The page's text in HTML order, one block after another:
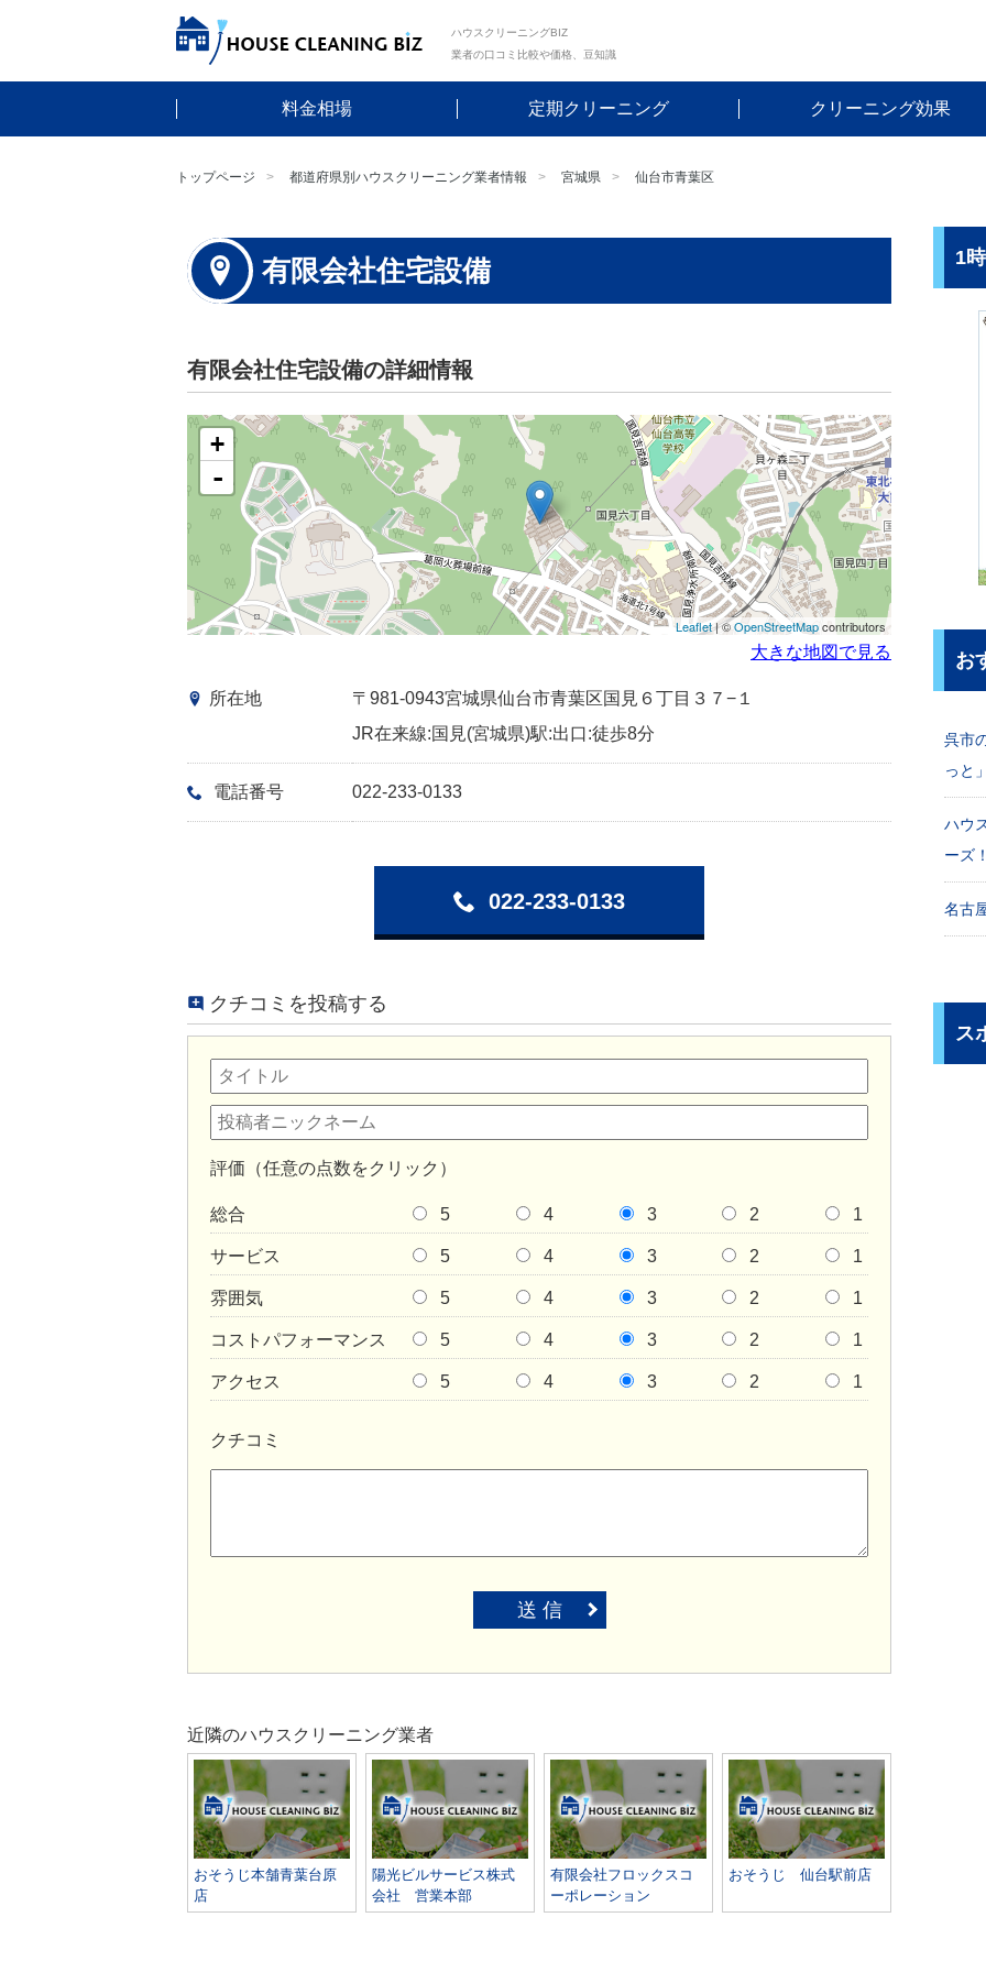
ハウスクリーニングBIZ
業者の口コミ比較や価格、豆知識
料金相場 定期クリーニング クリーニング効果
トップページ 都道府県別ハウスクリーニング業者情報 宮城県 仙台市青葉区
有限会社住宅設備
有限会社住宅設備の詳細情報
+
-
Leaflet| ©OpenStreetMapcontributors
大きな地図で見る
所在地
〒981-0943宮城県仙台市青葉区国見６丁目３７−１
JR在来線:国見(宮城県)駅:出口:徒歩8分
電話番号 022-233-0133
022-233-0133
クチコミを投稿する
評価（任意の点数をクリック）
総合 5 4 3 2 1
サービス 5 4 3 2 1
雰囲気 5 4 3 2 1
コストパフォーマンス 5 4 3 2 1
アクセス 5 4 3 2 1
クチコミ
送 信
近隣のハウスクリーニング業者
おそうじ本舗青葉台原
店
陽光ビルサービス株式
会社 営業本部
有限会社フロックスコ
ーポレーション
おそうじ 仙台駅前店
1
お
呉市
っと」
ハウ
ーズ！
名古
ス